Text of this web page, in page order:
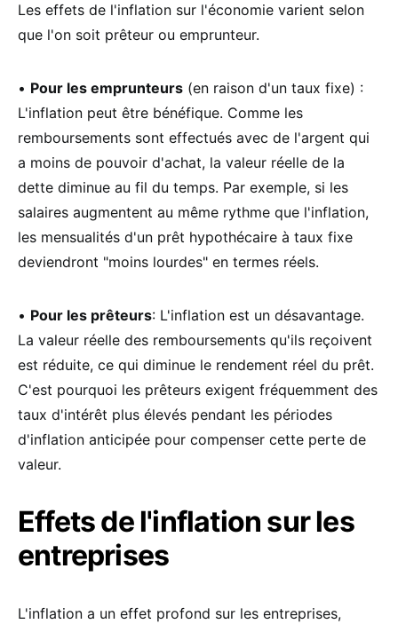
Les effets de l'inflation sur l'économie varient selon
que l'on soit prêteur ou emprunteur.
• Pour les emprunteurs (en raison d'un taux fixe) :
L'inflation peut être bénéfique. Comme les
remboursements sont effectués avec de l'argent qui
a moins de pouvoir d'achat, la valeur réelle de la
dette diminue au fil du temps. Par exemple, si les
salaires augmentent au même rythme que l'inflation,
les mensualités d'un prêt hypothécaire à taux fixe
deviendront "moins lourdes" en termes réels.
• Pour les prêteurs: L'inflation est un désavantage.
La valeur réelle des remboursements qu'ils reçoivent
est réduite, ce qui diminue le rendement réel du prêt.
C'est pourquoi les prêteurs exigent fréquemment des
taux d'intérêt plus élevés pendant les périodes
d'inflation anticipée pour compenser cette perte de
valeur.
Effets de l'inflation sur les
entreprises
L'inflation a un effet profond sur les entreprises,